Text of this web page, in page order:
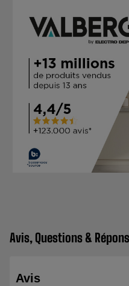
Avis, Questions &